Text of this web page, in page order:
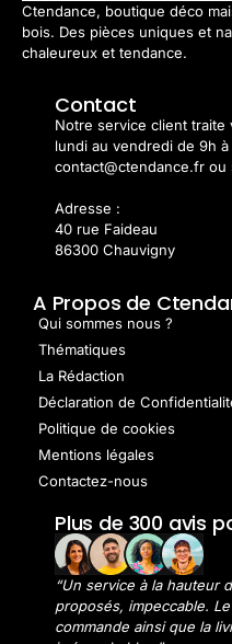
Ctendance, boutique déco
bois. Des pièces uniques et
chaleureux et tendance.
Contact
Notre service client traite
lundi au vendredi de 9h à
contact@ctendance.fr
Adresse :
40 rue Faideau
86300 Chauvigny
A Propos de
Qui sommes nous ?
Thématiques
La Rédaction
Déclaration de
Politique de cookies
Mentions légales
Contactez-nous
Plus de 300 avis
“Un service à la hauteur
proposés, impeccable.
commande ainsi que la